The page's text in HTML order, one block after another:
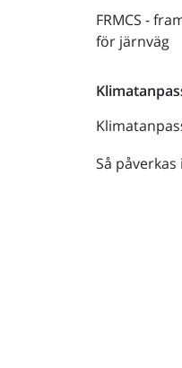
FRMCS -
för järnväg
Så